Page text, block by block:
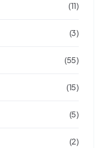
(11)
(3)
(55)
(15)
(5)
(2)